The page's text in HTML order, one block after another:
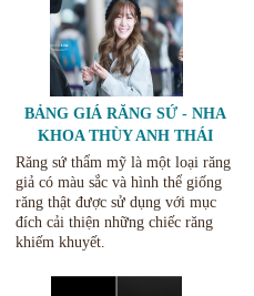
BẢNG GIÁ RĂNG SỨ - NHA
KHOA THÙY ANH THÁI
NGUYÊN
Răng sứ thẩm mỹ là một loại răng
giả có màu sắc và hình thể giống
răng thật được sử dụng với mục
đích cải thiện những chiếc răng
khiếm khuyết.